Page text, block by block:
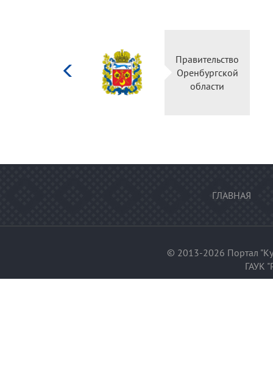
Правительство
Оренбургской
области
ГЛАВНАЯ
© 2013-2026 Портал
ГАУК